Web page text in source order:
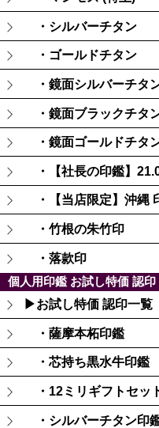
・シルバーチタン
・ゴールドチタン
・鏡面シルバーチタ
・鏡面ブラックチタ
・鏡面ゴールドチタ
・【社長の印鑑】
・【当店限定】沖縄
・竹根の朱竹印
・落款印
個人用印鑑 お試し特価 認印
▶お試し特価 認印一覧
・薩摩本柘印鑑
・芯持ち黒水牛印鑑
・12ミリギフトセッ
・シルバーチタン印